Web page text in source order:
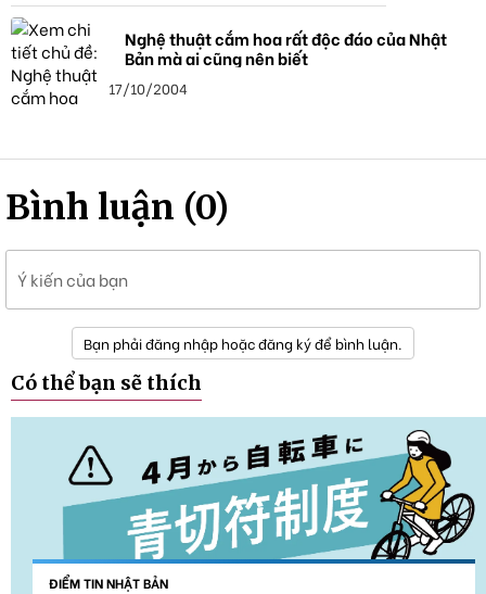
Nghệ thuật cắm hoa rất độc đáo của Nhật
Bản mà ai cũng nên biết
17/10/2004
Bình luận (0)
Ý kiến của bạn
Bạn phải đăng nhập hoặc đăng ký để bình luận.
Có thể bạn sẽ thích
ĐIỂM TIN NHẬT BẢN